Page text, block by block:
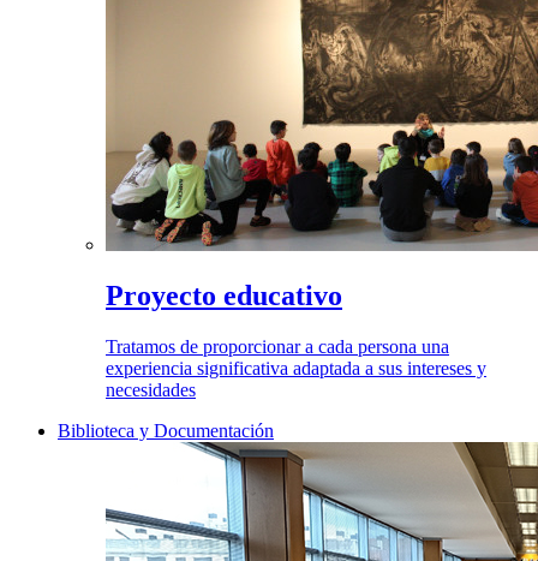
Proyecto educativo
Tratamos de proporcionar a cada persona una
experiencia significativa adaptada a sus intereses y
necesidades
Biblioteca y Documentación